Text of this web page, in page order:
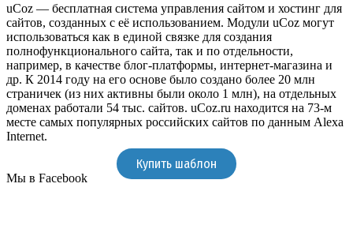
uCoz — бесплатная система управления сайтом и хостинг для
сайтов, созданных с её использованием. Модули uCoz могут
использоваться как в единой связке для создания
полнофункционального сайта, так и по отдельности,
например, в качестве блог-платформы, интернет-магазина и
др. К 2014 году на его основе было создано более 20 млн
страничек (из них активны были около 1 млн), на отдельных
доменах работали 54 тыс. сайтов. uCoz.ru находится на 73-м
месте самых популярных российских сайтов по данным Alexa
Internet.
Купить шаблон
Мы в Facebook